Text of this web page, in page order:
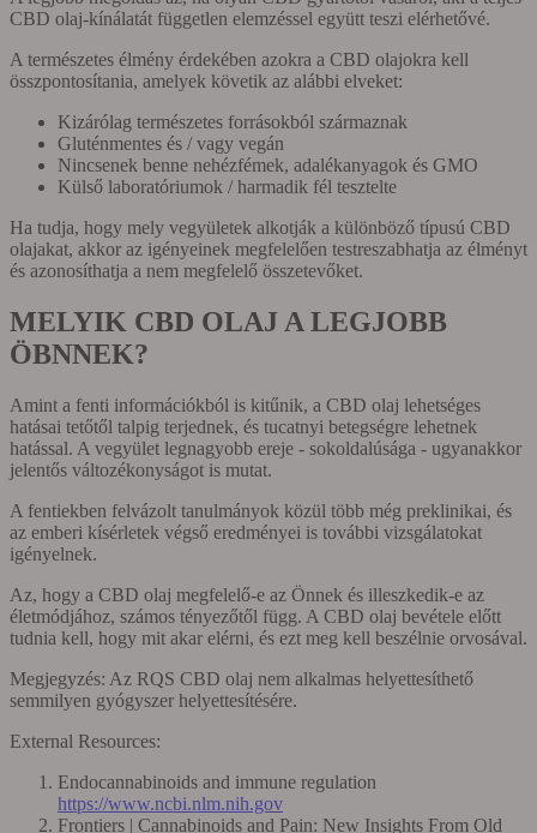
CBD olaj-kínálatát független elemzéssel együtt teszi elérhetővé.
A természetes élmény érdekében azokra a CBD olajokra kell
összpontosítania, amelyek követik az alábbi elveket:
Kizárólag természetes forrásokból származnak
Gluténmentes és / vagy vegán
Nincsenek benne nehézfémek, adalékanyagok és GMO
Külső laboratóriumok / harmadik fél tesztelte
Ha tudja, hogy mely vegyületek alkotják a különböző típusú CBD
olajakat, akkor az igényeinek megfelelően testreszabhatja az élményt
és azonosíthatja a nem megfelelő összetevőket.
MELYIK CBD OLAJ A LEGJOBB
ÖBNNEK?
Amint a fenti információkból is kitűnik, a CBD olaj lehetséges
hatásai tetőtől talpig terjednek, és tucatnyi betegségre lehetnek
hatással. A vegyület legnagyobb ereje - sokoldalúsága - ugyanakkor
jelentős változékonyságot is mutat.
A fentiekben felvázolt tanulmányok közül több még preklinikai, és
az emberi kísérletek végső eredményei is további vizsgálatokat
igényelnek.
Az, hogy a CBD olaj megfelelő-e az Önnek és illeszkedik-e az
életmódjához, számos tényezőtől függ. A CBD olaj bevétele előtt
tudnia kell, hogy mit akar elérni, és ezt meg kell beszélnie orvosával.
Megjegyzés: Az RQS CBD olaj nem alkalmas helyettesíthető
semmilyen gyógyszer helyettesítésére.
External Resources:
Endocannabinoids and immune regulation
https://www.ncbi.nlm.nih.gov
Frontiers | Cannabinoids and Pain: New Insights From Old